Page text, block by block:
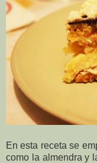
En esta receta se
como la almendra y